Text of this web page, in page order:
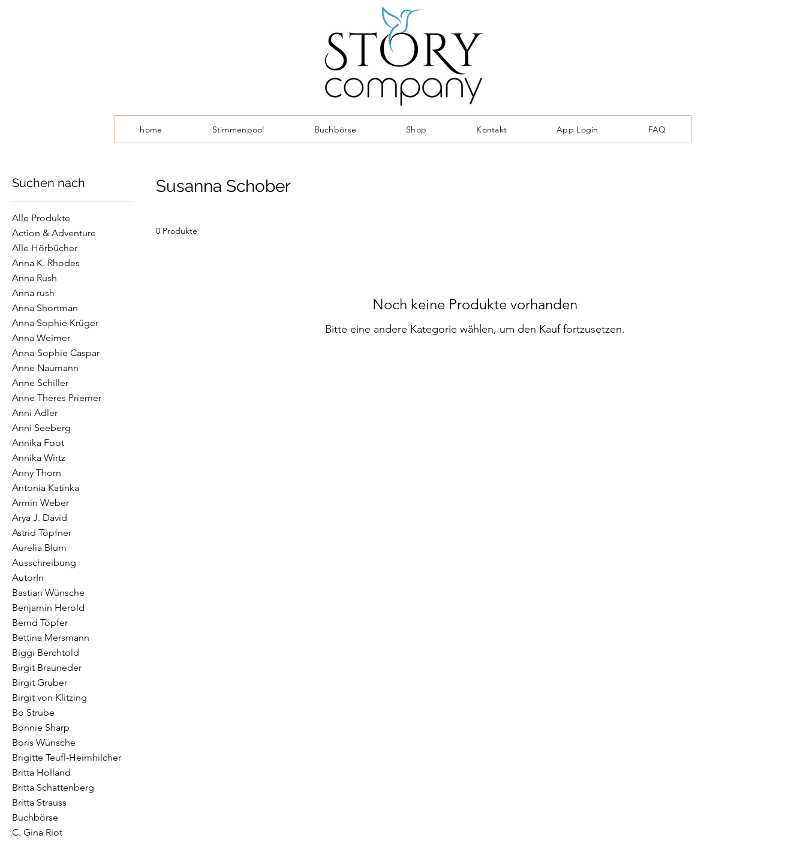
home Stimmenpool Buchbörse Shop Kontakt App Login FAQ
Suchen nach
Alle Produkte
Action & Adventure
Alle Hörbücher
Anna K. Rhodes
Anna Rush
Anna rush
Anna Shortman
Anna Sophie Krüger
Anna Weimer
Anna-Sophie Caspar
Anne Naumann
Anne Schiller
Anne Theres Priemer
Anni Adler
Anni Seeberg
Annika Foot
Annika Wirtz
Anny Thorn
Antonia Katinka
Armin Weber
Arya J. David
Astrid Töpfner
Aurelia Blum
Ausschreibung
AutorIn
Bastian Wünsche
Benjamin Herold
Bernd Töpfer
Bettina Mersmann
Biggi Berchtold
Birgit Brauneder
Birgit Gruber
Birgit von Klitzing
Bo Strube
Bonnie Sharp
Boris Wünsche
Brigitte Teufl-Heimhilcher
Britta Holland
Britta Schattenberg
Britta Strauss
Buchbörse
C. Gina Riot
Susanna Schober
0 Produkte
Noch keine Produkte vorhanden
Bitte eine andere Kategorie wählen, um den Kauf fortzusetzen.